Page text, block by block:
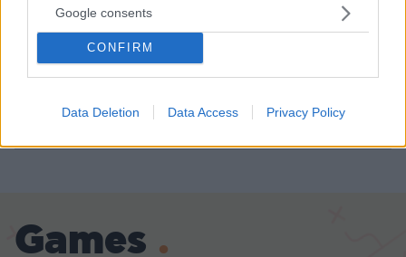
Google consents
CONFIRM
Data Deletion Data Access Privacy Policy
Καρέ-καρέ η ανάλυση του τροχαίου
στις Σέρρες με νεκρούς μητέρα και
γιο: Τι λέει πραγματογνώμονας στο
protothema
197
Games